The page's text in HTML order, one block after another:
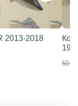
2013-2018
50